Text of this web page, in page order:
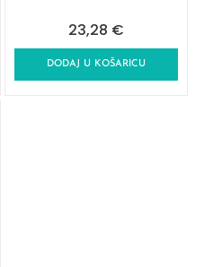
23,28 €
DODAJ U KOŠARICU